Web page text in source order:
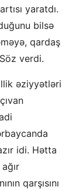
yaratdı.
bilsə
qardaş
Söz verdi.
əziyyətləri
idi. Hətta
qarşısını